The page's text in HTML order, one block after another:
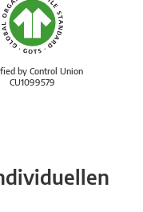
by Control Union
CU1099579